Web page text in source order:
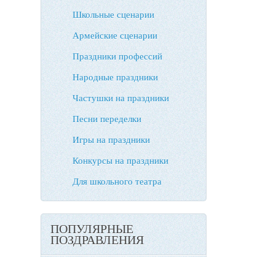
Школьные сценарии
Армейские сценарии
Праздники профессий
Народные праздники
Частушки на праздники
Песни переделки
Игры на праздники
Конкурсы на праздники
Для школьного театра
ПОПУЛЯРНЫЕ
ПОЗДРАВЛЕНИЯ